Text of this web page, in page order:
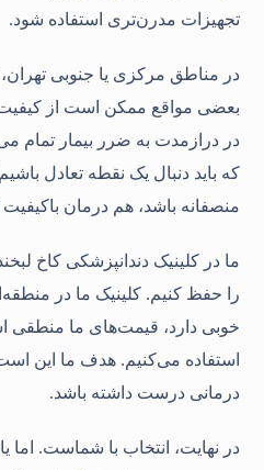
تجهیزات مدرن‌تری استفاده شود.
در مناطق مرکزی یا جنوبی تهران،
بعضی مواقع ممکن است از کیفیت
در درازمدت به ضرر بیمار تمام
که باید دنبال یک نقطه تعادل
منصفانه باشد، هم درمان
ما در کلینیک دندانپزشکی کاخ
را حفظ کنیم. کلینیک ما در
خوبی دارد، قیمت‌های ما منطقی
استفاده می‌کنیم. هدف ما این
درمانی درست داشته باشد.
در نهایت، انتخاب با شماست.